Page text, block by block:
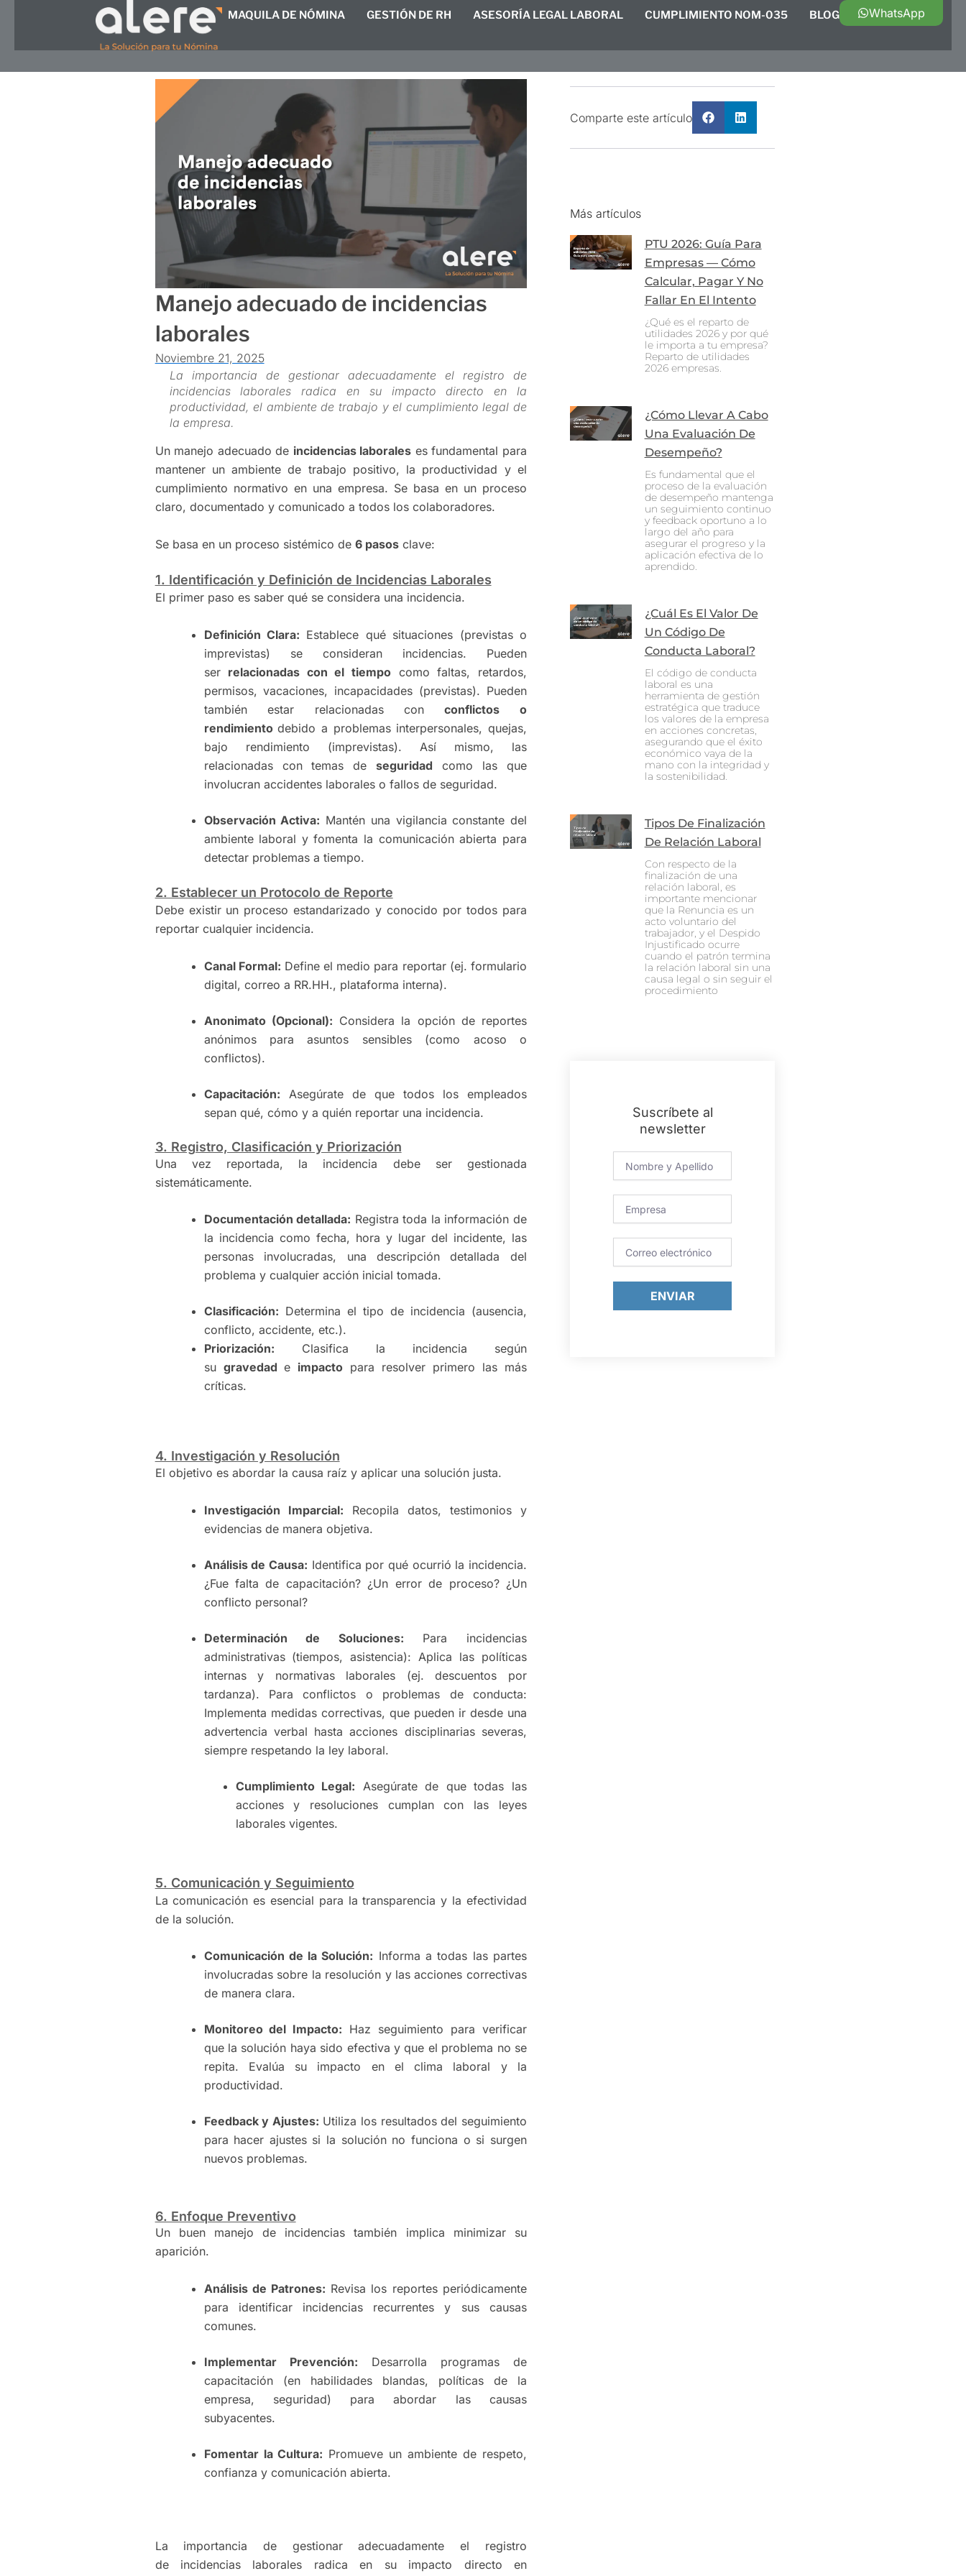
MAQUILA DE NÓMINA GESTIÓN DE RH ASESORÍA LEGAL LABORAL CUMPLIMIENTO NOM-035 BLOG WhatsApp
Manejo adecuado de incidencias
laborales
Noviembre 21, 2025
La importancia de gestionar adecuadamente el registro de
incidencias laborales radica en su impacto directo en la
productividad, el ambiente de trabajo y el cumplimiento legal de
la empresa.
Un manejo adecuado de incidencias laborales es fundamental para
mantener un ambiente de trabajo positivo, la productividad y el
cumplimiento normativo en una empresa. Se basa en un proceso
claro, documentado y comunicado a todos los colaboradores.
Se basa en un proceso sistémico de 6 pasosclave:
1. Identificación y Definición de Incidencias Laborales
El primer paso es saber qué se considera una incidencia.
Definición Clara: Establece qué situaciones (previstas o
imprevistas) se consideran incidencias. Pueden
ser relacionadas con el tiempo como faltas, retardos,
permisos, vacaciones, incapacidades (previstas). Pueden
también estar relacionadas conconflictos o
rendimientodebido a problemas interpersonales, quejas,
bajo rendimiento (imprevistas). Así mismo, las
relacionadas con temas deseguridad como las que
involucran accidentes laborales o fallos de seguridad.
Observación Activa: Mantén una vigilancia constante del
ambiente laboral y fomenta la comunicación abierta para
detectar problemas a tiempo.
2. Establecer un Protocolo de Reporte
Debe existir un proceso estandarizado y conocido por todos para
reportar cualquier incidencia.
Canal Formal: Define el medio para reportar (ej. formulario
digital, correo a RR.HH., plataforma interna).
Anonimato (Opcional): Considera la opción de reportes
anónimos para asuntos sensibles (como acoso o
conflictos).
Capacitación: Asegúrate de que todos los empleados
sepan qué, cómo y a quién reportar una incidencia.
3. Registro, Clasificación y Priorización
Una vez reportada, la incidencia debe ser gestionada
sistemáticamente.
Documentación detallada: Registra toda la información de
la incidencia como fecha, hora y lugar del incidente, las
personas involucradas, una descripción detallada del
problema y cualquier acción inicial tomada.
Clasificación: Determina el tipo de incidencia (ausencia,
conflicto, accidente, etc.).
Priorización: Clasifica la incidencia según
su gravedad e impacto para resolver primero las más
críticas.
4. Investigación y Resolución
El objetivo es abordar la causa raíz y aplicar una solución justa.
Investigación Imparcial: Recopila datos, testimonios y
evidencias de manera objetiva.
Análisis de Causa: Identifica por qué ocurrió la incidencia.
¿Fue falta de capacitación? ¿Un error de proceso? ¿Un
conflicto personal?
Determinación de Soluciones: Para incidencias
administrativas (tiempos, asistencia): Aplica las políticas
internas y normativas laborales (ej. descuentos por
tardanza). Para conflictos o problemas de conducta:
Implementa medidas correctivas, que pueden ir desde una
advertencia verbal hasta acciones disciplinarias severas,
siempre respetando la ley laboral.
Cumplimiento Legal: Asegúrate de que todas las
acciones y resoluciones cumplan con las leyes
laborales vigentes.
5. Comunicación y Seguimiento
La comunicación es esencial para la transparencia y la efectividad
de la solución.
Comunicación de la Solución: Informa a todas las partes
involucradas sobre la resolución y las acciones correctivas
de manera clara.
Monitoreo del Impacto: Haz seguimiento para verificar
que la solución haya sido efectiva y que el problema no se
repita. Evalúa su impacto en el clima laboral y la
productividad.
Feedback y Ajustes: Utiliza los resultados del seguimiento
para hacer ajustes si la solución no funciona o si surgen
nuevos problemas.
6. Enfoque Preventivo
Un buen manejo de incidencias también implica minimizar su
aparición.
Análisis de Patrones: Revisa los reportes periódicamente
para identificar incidencias recurrentes y sus causas
comunes.
Implementar Prevención: Desarrolla programas de
capacitación (en habilidades blandas, políticas de la
empresa, seguridad) para abordar las causas
subyacentes.
Fomentar la Cultura: Promueve un ambiente de respeto,
confianza y comunicación abierta.
La importancia de gestionar adecuadamente el registro
de incidencias laborales radica en su impacto directo en
Comparte este artículo
Más artículos
PTU 2026: Guía Para
Empresas — Cómo
Calcular, Pagar Y No
Fallar En El Intento
¿Qué es el reparto de
utilidades 2026 y por qué
le importa a tu empresa?
Reparto de utilidades
2026 empresas.
¿Cómo Llevar A Cabo
Una Evaluación De
Desempeño?
Es fundamental que el
proceso de la evaluación
de desempeño mantenga
un seguimiento continuo
y feedback oportuno a lo
largo del año para
asegurar el progreso y la
aplicación efectiva de lo
aprendido.
¿Cuál Es El Valor De
Un Código De
Conducta Laboral?
El código de conducta
laboral es una
herramienta de gestión
estratégica que traduce
los valores de la empresa
en acciones concretas,
asegurando que el éxito
económico vaya de la
mano con la integridad y
la sostenibilidad.
Tipos De Finalización
De Relación Laboral
Con respecto de la
finalización de una
relación laboral, es
importante mencionar
que la Renuncia es un
acto voluntario del
trabajador, y el Despido
Injustificado ocurre
cuando el patrón termina
la relación laboral sin una
causa legal o sin seguir el
procedimiento
Suscríbete al
newsletter
ENVIAR